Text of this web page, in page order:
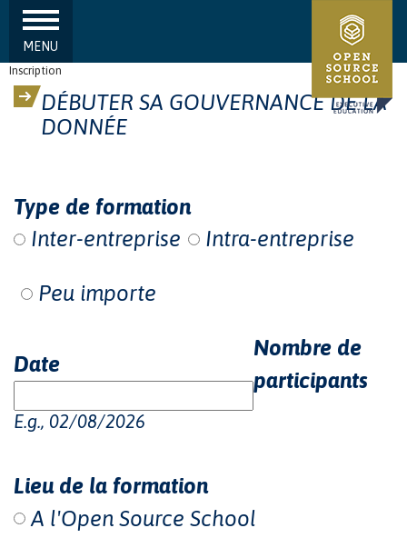
Aller au contenu principal
MENU
Inscription
DÉBUTER SA GOUVERNANCE DE LA
DONNÉE
Type de formation
Inter-entreprise
Intra-entreprise
Peu importe
Date
E.g., 02/08/2026
Lieu de la formation
A l'Open Source School
Nombre de
participants